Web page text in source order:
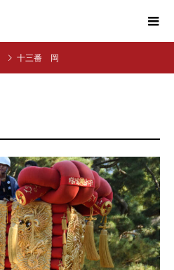
十三番 岡